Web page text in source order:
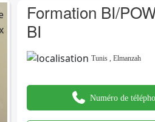
Formation BI/
BI
Tunis ,Elmanzah
Numéro de